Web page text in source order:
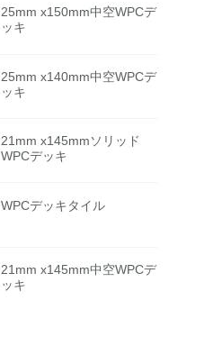
25mm x150mm中空WPCデ
ッキ
25mm x140mm中空WPCデ
ッキ
21mm x145mmソリッド
WPCデッキ
WPCデッキタイル
21mm x145mm中空WPCデ
ッキ